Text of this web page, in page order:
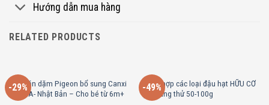
Hướng dẫn mua hàng
RELATED PRODUCTS
-29%
Bánh ăn dặm Pigeon bổ sung Canxi
và DHA- Nhật Bản – Cho bé từ 6m+
-49%
Tổng hợp các loại đậu hạt HỮU CƠ
gói dùng thử 50-100g